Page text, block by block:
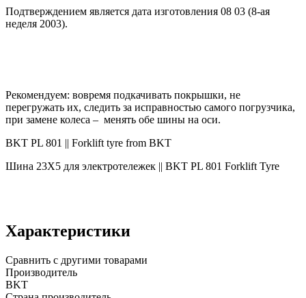
Подтверждением является дата изготовления 08 03 (8-ая
неделя 2003).
Рекомендуем: вовремя подкачивать покрышки, не
перегружать их, следить за исправностью самого погрузчика,
при замене колеса – менять обе шины на оси.
BKT PL 801 || Forklift tyre from BKT
Шина 23X5 для электротележек || BKT PL 801 Forklift Tyre
Характеристики
Сравнить с другими товарами
Производитель
BKT